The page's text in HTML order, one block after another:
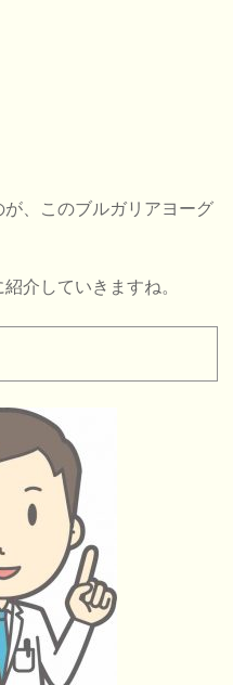
、このブルガリアヨーグ
介していきますね。